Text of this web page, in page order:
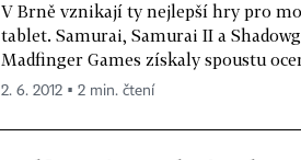
V Brně vznikají ty nejlepší hry pro
tablet. Samurai, Samurai II a
Madfinger Games získaly spoustu
2. 6. 2012 ▪ 2 min. čtení